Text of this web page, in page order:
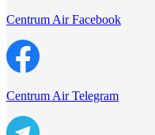
Centrum Air Facebook
Centrum Air Telegram